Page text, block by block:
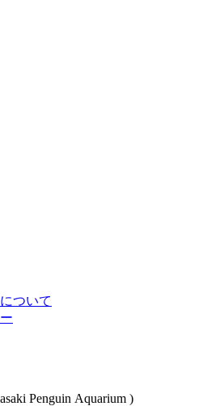
ついて
Penguin Aquarium )